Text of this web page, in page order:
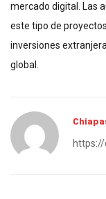
mercado digital. Las
este tipo de
inversiones
global.